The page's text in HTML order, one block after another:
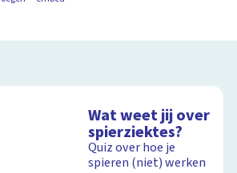
Wat weet jij over
spierziektes?
Quiz over hoe je
spieren (niet) werken